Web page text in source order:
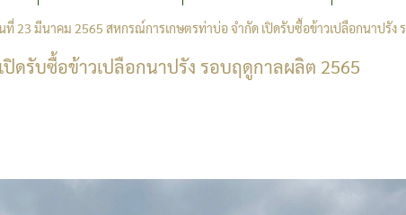
ที่ 23 มีนาคม 2565 สหกรณ์การเกษตรท่าบ่อ จำกัด เปิดรับซื้อข้าวเปลือกนาปรัง
ดรับซื้อข้าวเปลือกนาปรัง รอบฤดูกาลผลิต 2565